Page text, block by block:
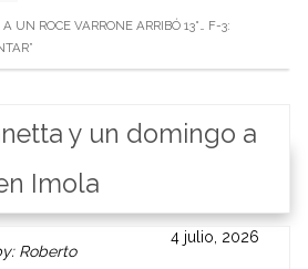
UN ROCE VARRONE ARRIBÓ 13°… F-3:
”
y un domingo a
Imola
Robertolink
4 julio, 2026